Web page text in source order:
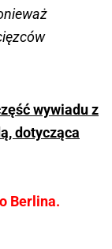
wywiadu z
dotycząca
Berlina.